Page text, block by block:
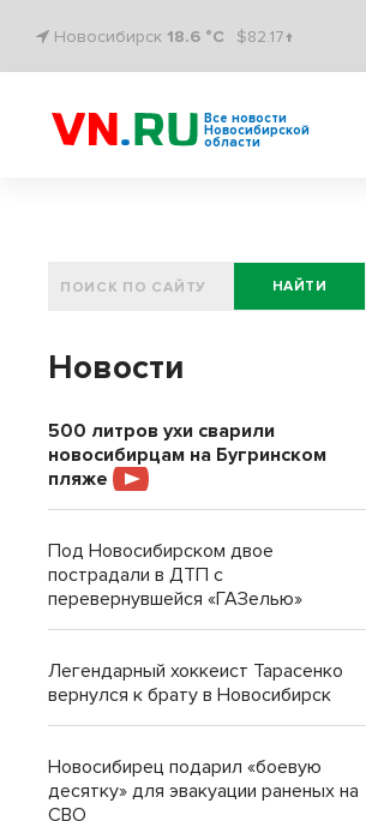
Новосибирск 18.6 °C $82.17↑
Все новости
Новосибирской
области
НАЙТИ
Новости
500 литров ухи сварили
новосибирцам на Бугринском
пляже
Под Новосибирском двое
пострадали в ДТП с
перевернувшейся «ГАЗелью»
Легендарный хоккеист Тарасенко
вернулся к брату в Новосибирск
Новосибирец подарил «боевую
десятку» для эвакуации раненых на
СВО